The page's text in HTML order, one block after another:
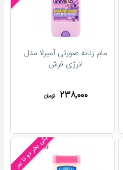
مام زنانه صورتی آمبرلا مدل
انرژی فرش
۲۳۸,۰۰۰ تومان
یکی بخر دو تا ببر